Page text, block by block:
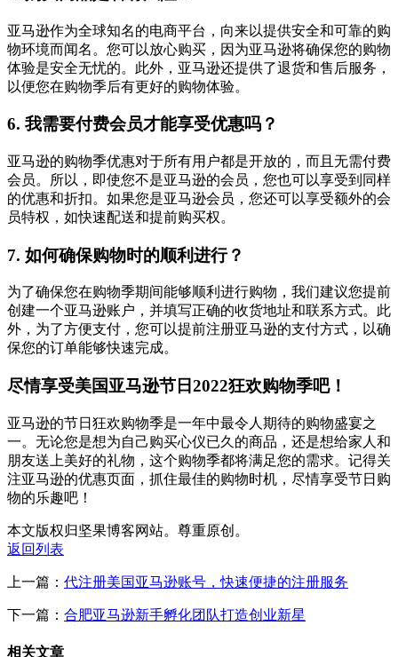
亚马逊作为全球知名的电商平台，向来以提供安全和可靠的购
物环境而闻名。您可以放心购买，因为亚马逊将确保您的购物
体验是安全无忧的。此外，亚马逊还提供了退货和售后服务，
以便您在购物季后有更好的购物体验。
6. 我需要付费会员才能享受优惠吗？
亚马逊的购物季优惠对于所有用户都是开放的，而且无需付费
会员。所以，即使您不是亚马逊的会员，您也可以享受到同样
的优惠和折扣。如果您是亚马逊会员，您还可以享受额外的会
员特权，如快速配送和提前购买权。
7. 如何确保购物时的顺利进行？
为了确保您在购物季期间能够顺利进行购物，我们建议您提前
创建一个亚马逊账户，并填写正确的收货地址和联系方式。此
外，为了方便支付，您可以提前注册亚马逊的支付方式，以确
保您的订单能够快速完成。
尽情享受美国亚马逊节日2022狂欢购物季吧！
亚马逊的节日狂欢购物季是一年中最令人期待的购物盛宴之
一。无论您是想为自己购买心仪已久的商品，还是想给家人和
朋友送上美好的礼物，这个购物季都将满足您的需求。记得关
注亚马逊的优惠页面，抓住最佳的购物时机，尽情享受节日购
物的乐趣吧！
本文版权归坚果博客网站。尊重原创。
返回列表
上一篇： 代注册美国亚马逊账号，快速便捷的注册服务
下一篇： 合肥亚马逊新手孵化团队打造创业新星
相关文章